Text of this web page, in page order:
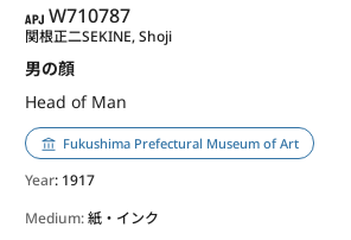
APJ
W710787
男の顔
Head of Man
関根正二SEKINE, Shoji
Fukushima Prefectural Museum of Art
Year: 1917
Medium:紙・インク